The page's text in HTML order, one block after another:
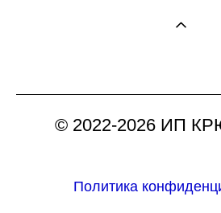
© 2022-2026 ИП
Политика